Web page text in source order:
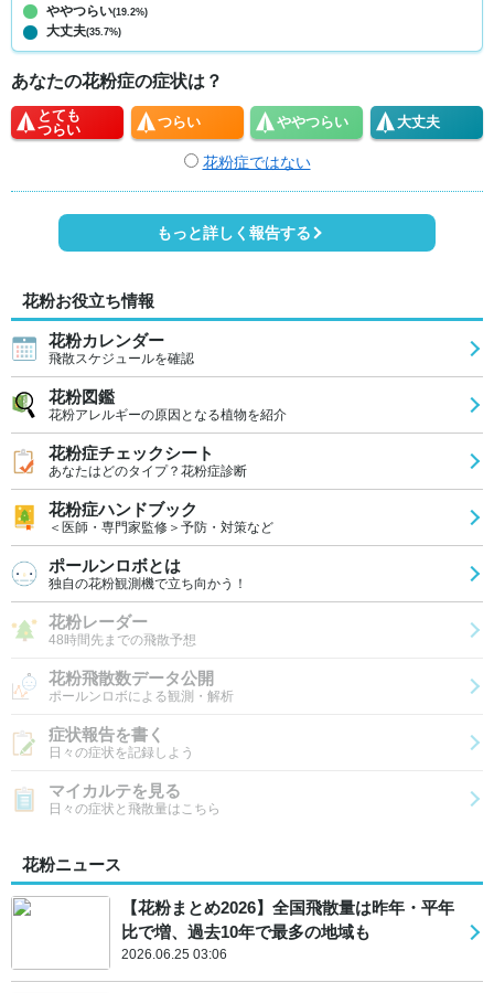
ややつらい(19.2%)
大丈夫(35.7%)
あなたの花粉症の症状は？
とても
つらい
つらい ややつらい 大丈夫
花粉症ではない
もっと詳しく報告する
花粉お役立ち情報
花粉カレンダー
飛散スケジュールを確認
花粉図鑑
花粉アレルギーの原因となる植物を紹介
花粉症チェックシート
あなたはどのタイプ？花粉症診断
花粉症ハンドブック
＜医師・専門家監修＞予防・対策など
ポールンロボとは
独自の花粉観測機で立ち向かう！
花粉レーダー
48時間先までの飛散予想
花粉飛散数データ公開
ポールンロボによる観測・解析
症状報告を書く
日々の症状を記録しよう
マイカルテを見る
日々の症状と飛散量はこちら
花粉ニュース
【花粉まとめ2026】全国飛散量は昨年・平年
比で増、過去10年で最多の地域も
2026.06.25 03:06